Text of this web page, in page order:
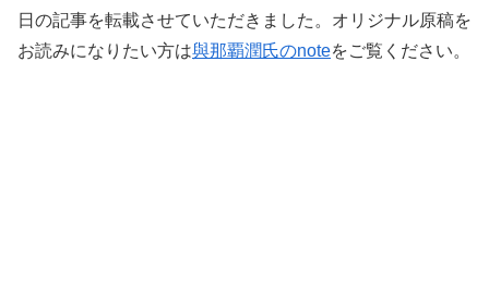
日の記事を転載させていただきました。オリジナル原稿を
お読みになりたい方は與那覇潤氏のnoteをご覧ください。